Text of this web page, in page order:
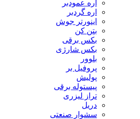
اره عمودبر
اره گردبر
اینورتر جوش
بتن کن
بکس برقی
بکس شارژی
بلوور
پروفیل بر
پولیش
پیستوله برقی
تراز لیزری
دریل
سشوار صنعتی